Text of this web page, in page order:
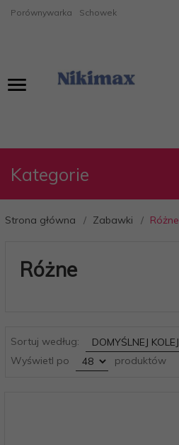
Porównywarka Schowek
Kategorie
Strona główna Zabawki Różne
Różne
Sortuj według:
sort
Wyświetl po
pop produktów